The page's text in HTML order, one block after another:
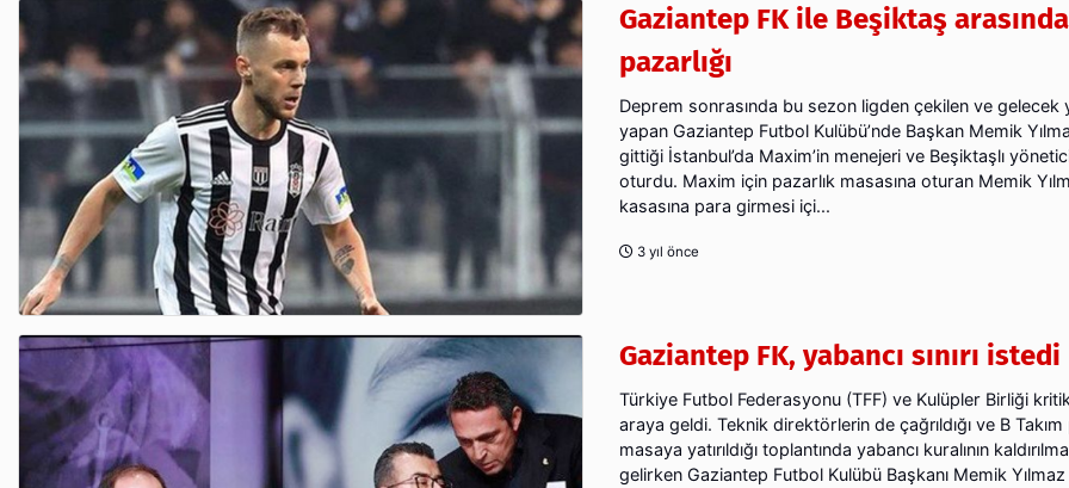
Gaziantep FK ile Beşiktaş
pazarlığı
Deprem sonrasında bu sezon ligden çekilen ve gelecek
yapan Gaziantep Futbol Kulübü’nde Başkan Memik
gittiği İstanbul’da Maxim’in menejeri ve Beşiktaşlı
oturdu. Maxim için pazarlık masasına oturan Memik
kasasına para girmesi içi...
3 yıl önce
Gaziantep FK, yabancı sınırı istedi
Türkiye Futbol Federasyonu (TFF) ve Kulüpler Birliği
araya geldi. Teknik direktörlerin de çağrıldığı ve B
masaya yatırıldığı toplantında yabancı kuralının
gelirken Gaziantep Futbol Kulübü Başkanı Memik Yılmaz